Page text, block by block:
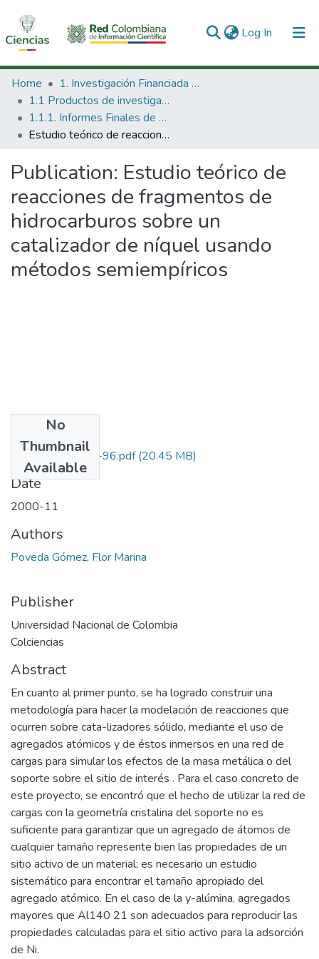
Log In (current)
Communities & Collections
All of DSpace
Statistics
Home
1. Investigación Financiada con Recursos Públicos
1.1 Productos de investigación
1.1.1. Informes Finales de Proyectos de Investigación
Estudio teórico de reacciones de fragmentos de hidrocarburos sobre un catalizador de níquel usando métodos semiempíricos
Publication: Estudio teórico de
reacciones de fragmentos de
hidrocarburos sobre un
catalizador de níquel usando
métodos semiempíricos
No
Thumbnail
Available
1101-05-666-96.pdf(20.45 MB)
Date
2000-11
Authors
Poveda Gómez, Flor Marina
Publisher
Universidad Nacional de Colombia
Colciencias
Abstract
En cuanto al primer punto, se ha logrado construir una
metodología para hacer la modelación de reacciones que
ocurren sobre cata-lizadores sólido, mediante el uso de
agregados atómicos y de éstos inmersos en una red de
cargas para simular los efectos de la masa metálica o del
soporte sobre el sitio de interés . Para el caso concreto de
este proyecto, se encontró que el hecho de utilizar la red de
cargas con la geometría cristalina del soporte no es
suficiente para garantizar que un agregado de átomos de
cualquier tamaño represente bien las propiedades de un
sitio activo de un material; es necesario un estudio
sistemático para encontrar el tamaño apropiado del
agregado atómico. En el caso de la y-alúmina, agregados
mayores que Al140 21 son adecuados para reproducir las
propiedades calculadas para el sitio activo para la adsorción
de Ni.